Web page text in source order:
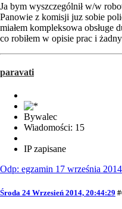
Ja bym wyszczególnił w/w
Panowie z komisji juz sobie
miałem kompleksowa obsługe
co robiłem w opisie prac i
paravati
Bywalec
Wiadomości: 15
IP zapisane
Odp: egzamin 17 września 2014
Środa 24 Wrzesień 2014, 20:44:29